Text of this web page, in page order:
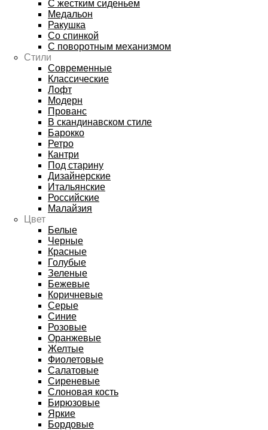
С жестким сиденьем
Медальон
Ракушка
Со спинкой
С поворотным механизмом
Стили
Современные
Классические
Лофт
Модерн
Прованс
В скандинавском стиле
Барокко
Ретро
Кантри
Под старину
Дизайнерские
Итальянские
Российские
Малайзия
Цвет
Белые
Черные
Красные
Голубые
Зеленые
Бежевые
Коричневые
Серые
Синие
Розовые
Оранжевые
Желтые
Фиолетовые
Салатовые
Сиреневые
Слоновая кость
Бирюзовые
Яркие
Бордовые